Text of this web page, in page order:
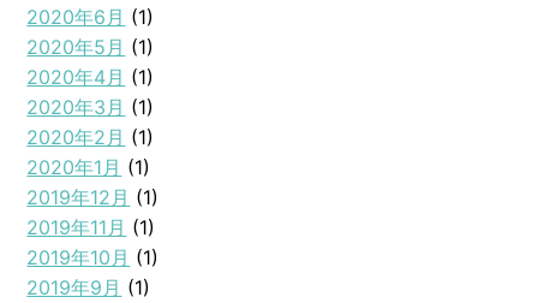
2020年6月 (1)
2020年5月 (1)
2020年4月 (1)
2020年3月 (1)
2020年2月 (1)
2020年1月 (1)
2019年12月 (1)
2019年11月 (1)
2019年10月 (1)
2019年9月 (1)